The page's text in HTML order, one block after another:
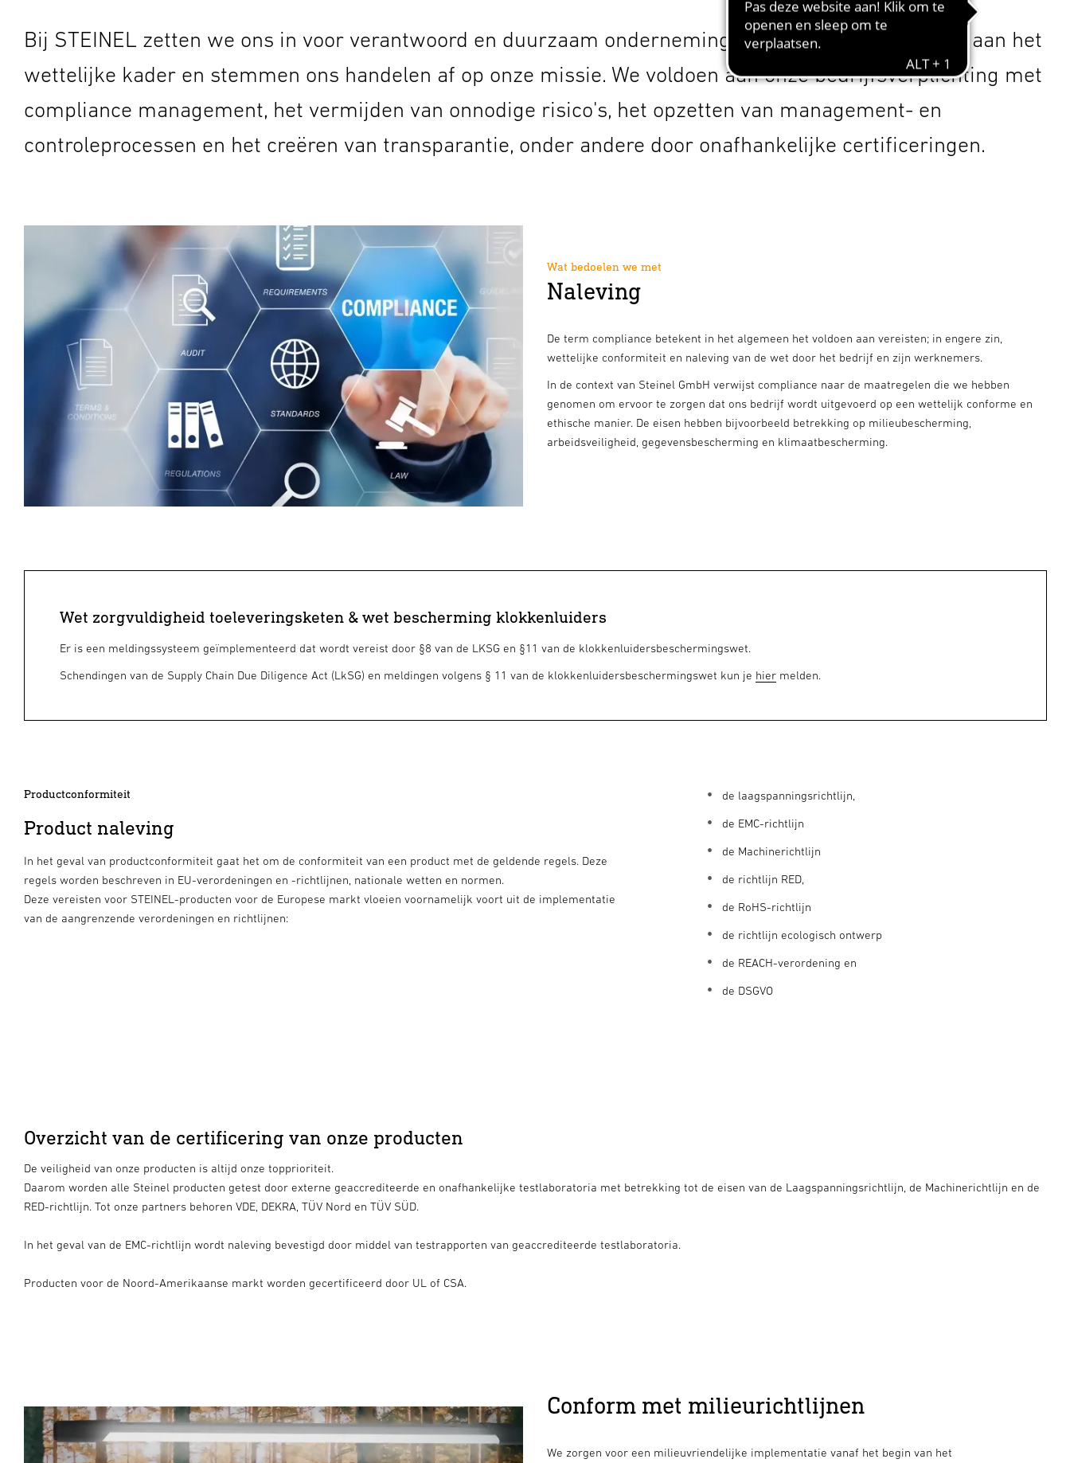
Bij STEINEL zetten we ons in voor verantwoord en duurzaam ondernemingsbestuur. Wij houden ons aan het
wettelijke kader en stemmen ons handelen af op onze missie. We voldoen aan onze bedrijfsverplichting met
compliance management, het vermijden van onnodige risico's, het opzetten van management- en
controleprocessen en het creëren van transparantie, onder andere door onafhankelijke certificeringen.
Wat bedoelen we met
Naleving
De term compliance betekent in het algemeen het voldoen aan vereisten; in engere zin,
wettelijke conformiteit en naleving van de wet door het bedrijf en zijn werknemers.
In de context van Steinel GmbH verwijst compliance naar de maatregelen die we hebben
genomen om ervoor te zorgen dat ons bedrijf wordt uitgevoerd op een wettelijk conforme en
ethische manier. De eisen hebben bijvoorbeeld betrekking op milieubescherming,
arbeidsveiligheid, gegevensbescherming en klimaatbescherming.
Wet zorgvuldigheid toeleveringsketen & wet bescherming klokkenluiders
Er is een meldingssysteem geïmplementeerd dat wordt vereist door §8 van de LKSG en §11 van de klokkenluidersbeschermingswet.
Schendingen van de Supply Chain Due Diligence Act (LkSG) en meldingen volgens § 11 van de klokkenluidersbeschermingswet kun je hier melden.
Productconformiteit
Product naleving
In het geval van productconformiteit gaat het om de conformiteit van een product met de geldende regels. Deze
regels worden beschreven in EU-verordeningen en -richtlijnen, nationale wetten en normen.
Deze vereisten voor STEINEL-producten voor de Europese markt vloeien voornamelijk voort uit de implementatie
van de aangrenzende verordeningen en richtlijnen:
de laagspanningsrichtlijn,
de EMC-richtlijn
de Machinerichtlijn
de richtlijn RED,
de RoHS-richtlijn
de richtlijn ecologisch ontwerp
de REACH-verordening en
de DSGVO
Overzicht van de certificering van onze producten
De veiligheid van onze producten is altijd onze topprioriteit.
Daarom worden alle Steinel producten getest door externe geaccrediteerde en onafhankelijke testlaboratoria met betrekking tot de eisen van de Laagspanningsrichtlijn, de Machinerichtlijn en de
RED-richtlijn. Tot onze partners behoren VDE, DEKRA, TÜV Nord en TÜV SÜD.
In het geval van de EMC-richtlijn wordt naleving bevestigd door middel van testrapporten van geaccrediteerde testlaboratoria.
Producten voor de Noord-Amerikaanse markt worden gecertificeerd door UL of CSA.
Conform met milieurichtlijnen
We zorgen voor een milieuvriendelijke implementatie vanaf het begin van het